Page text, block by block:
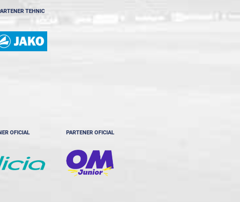
TEHNIC
OFICIAL PARTENER OFICIAL